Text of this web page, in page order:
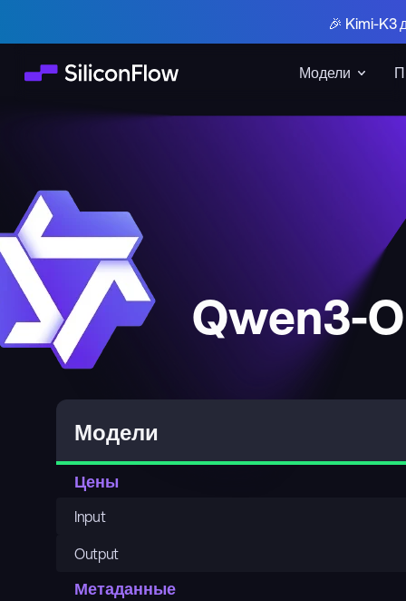
Модели
🎉 Kimi-K3
Qwen3-
Модели
Цены
Input
Output
Метаданные